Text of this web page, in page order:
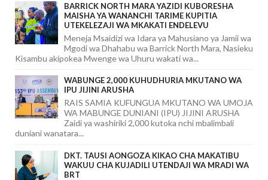
BARRICK NORTH MARA YAZIDI KUBORESHA
MAISHA YA WANANCHI TARIME KUPITIA
UTEKELEZAJI WA MKAKATI ENDELEVU
Meneja Msaidizi wa Idara ya Mahusiano ya Jamii wa
Mgodi wa Dhahabu wa Barrick North Mara, Nasieku
Kisambu akipokea Mwenge wa Uhuru wakati wa...
WABUNGE 2,000 KUHUDHURIA MKUTANO WA
IPU JIJINI ARUSHA
RAIS SAMIA KUFUNGUA MKUTANO WA UMOJA
WA MABUNGE DUNIANI (IPU) JIJINI ARUSHA
Zaidi ya washiriki 2,000 kutoka nchi mbalimbali
duniani wanatara...
DKT. TAUSI AONGOZA KIKAO CHA MAKATIBU
WAKUU CHA KUJADILI UTENDAJI WA MRADI WA
BRT